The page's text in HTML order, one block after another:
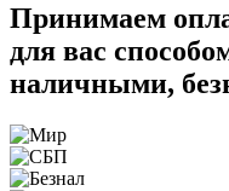
Принимаем
для вас
наличными,